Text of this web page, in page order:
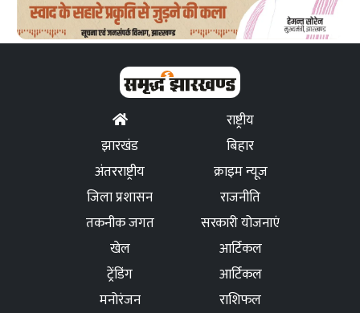
राष्ट्रीय
झारखंड
बिहार
अंतरराष्ट्रीय
क्राइम न्यूज
जिला प्रशासन
राजनीति
तकनीक जगत
सरकारी योजनाएं
खेल
आर्टिकल
ट्रेंडिंग
आर्टिकल
मनोरंजन
राशिफल